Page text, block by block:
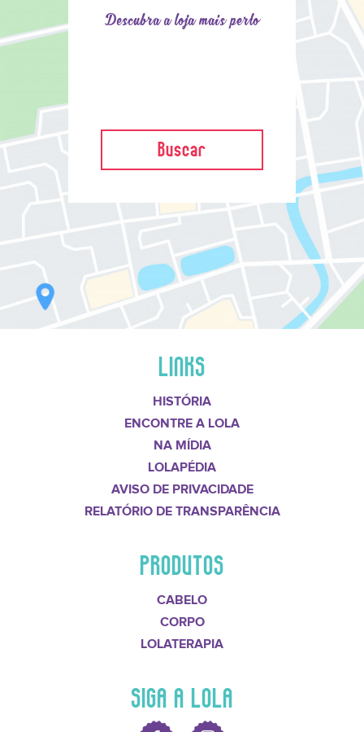
Descubra a loja mais perto
Buscar
LINKS
HISTÓRIA
ENCONTRE A LOLA
NA MÍDIA
LOLAPÉDIA
AVISO DE PRIVACIDADE
RELATÓRIO DE TRANSPARÊNCIA
PRODUTOS
CABELO
CORPO
LOLATERAPIA
SIGA A LOLA